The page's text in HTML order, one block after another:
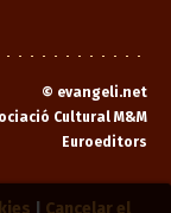
© evangeli.net
Cultural M&M
Euroeditors